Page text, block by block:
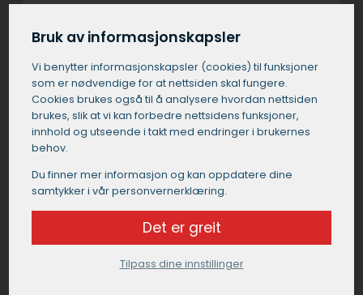
Få et uforpliktende tilbud
Send oss en kort beskrivelse av dine ønsker og
behov, så finner vi en passende
mobelsnekkersleverandør for deg.
Få et tilbud fra en møbelsnekker i Øvre
Bruk av informasjonskapsler
Vi benytter informasjons­kapsler (cookies) til funksjoner
som er nødvendige for at nettsiden skal fungere.
Cookies brukes også til å analysere hvordan nettsiden
brukes, slik at vi kan forbedre nettsidens funksjoner,
innhold og utseende i takt med endringer i brukernes
behov.
Du finner mer informasjon og kan oppdatere dine
samtykker i vår personvernerklæring.
Det er greit
Tilpass dine innstillinger